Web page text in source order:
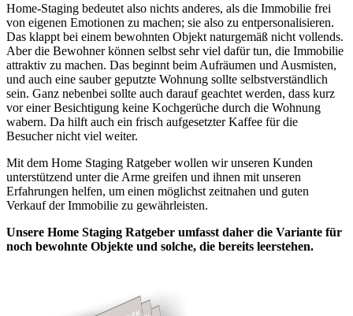
Home-Staging bedeutet also nichts anderes, als die Immobilie frei
von eigenen Emotionen zu machen; sie also zu entpersonalisieren.
Das klappt bei einem bewohnten Objekt naturgemäß nicht vollends.
Aber die Bewohner können selbst sehr viel dafür tun, die Immobilie
attraktiv zu machen. Das beginnt beim Aufräumen und Ausmisten,
und auch eine sauber geputzte Wohnung sollte selbstverständlich
sein. Ganz nebenbei sollte auch darauf geachtet werden, dass kurz
vor einer Besichtigung keine Kochgerüche durch die Wohnung
wabern. Da hilft auch ein frisch aufgesetzter Kaffee für die
Besucher nicht viel weiter.
Mit dem Home Staging Ratgeber wollen wir unseren Kunden
unterstützend unter die Arme greifen und ihnen mit unseren
Erfahrungen helfen, um einen möglichst zeitnahen und guten
Verkauf der Immobilie zu gewährleisten.
Unsere Home Staging Ratgeber umfasst daher die Variante für
noch bewohnte Objekte und solche, die bereits leerstehen.